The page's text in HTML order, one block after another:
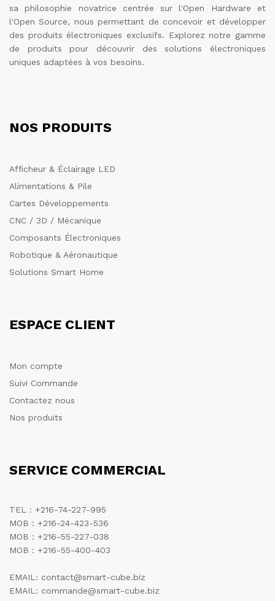
sa philosophie novatrice centrée sur l'Open Hardware et
l'Open Source, nous permettant de concevoir et développer
des produits électroniques exclusifs. Explorez notre gamme
de produits pour découvrir des solutions électroniques
uniques adaptées à vos besoins.
NOS PRODUITS
Afficheur & Éclairage LED
Alimentations & Pile
Cartes Développements
CNC / 3D / Mécanique
Composants Électroniques
Robotique & Aéronautique
Solutions Smart Home
ESPACE CLIENT
Mon compte
Suivi Commande
Contactez nous
Nos produits
SERVICE COMMERCIAL
TEL : +216-74-227-995
MOB : +216-24-423-536
MOB : +216-55-227-038
MOB : +216-55-400-403
EMAIL: contact@smart-cube.biz
EMAIL: commande@smart-cube.biz